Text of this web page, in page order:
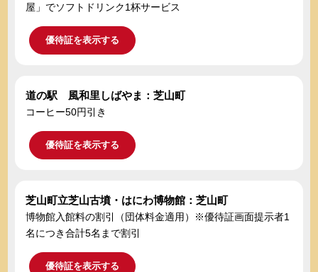
屋」でソフトドリンク1杯サービス
優待証を表示する
道の駅 風和里しばやま：芝山町
コーヒー50円引き
優待証を表示する
芝山町立芝山古墳・はにわ博物館：芝山町
博物館入館料の割引（団体料金適用）※優待証画面提示者1
名につき合計5名まで割引
優待証を表示する